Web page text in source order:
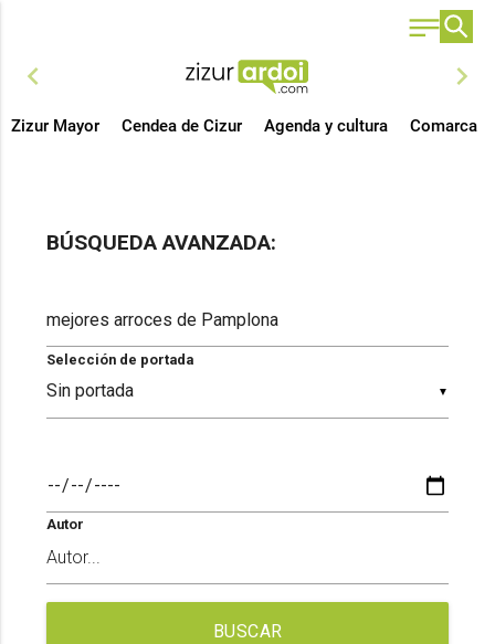
chevron_left chevron_right
Zizur Mayor Cendea de Cizur Agenda y cultura Comarca
BÚSQUEDA AVANZADA:
▼
Selección de portada
Autor
BUSCAR